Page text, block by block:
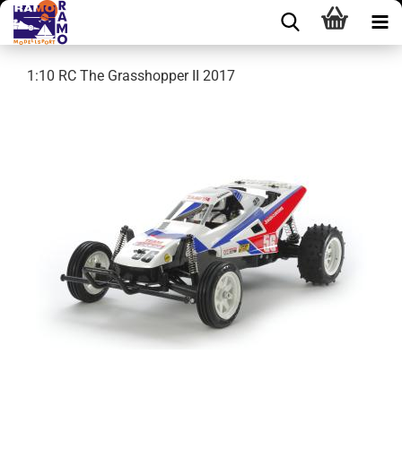
1:10 RC The Grasshopper II 2017